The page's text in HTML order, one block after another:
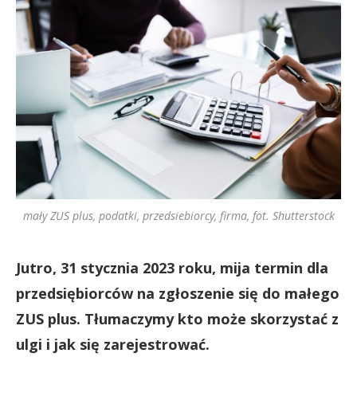
mały ZUS plus, podatki, przedsiebiorcy, firma, fot. Shutterstock
Jutro, 31 stycznia 2023 roku, mija termin dla
przedsiębiorców na zgłoszenie się do małego
ZUS plus. Tłumaczymy kto może skorzystać z
ulgi i jak się zarejestrować.